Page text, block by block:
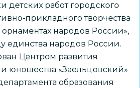
детских работ городского
прикладного творчества
орнаментах народов России»,
единства народов России.
Центром развития
и юношества «Заельцовский»
образования